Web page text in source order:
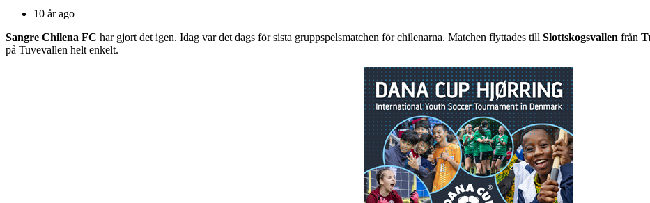
10 år ago
Sangre Chilena FC har gjort det igen. Idag var det dags för sista gruppspelsmatchen för chilenarna. Matchen flyttades till Slottskogsvallen från
på Tuvevallen helt enkelt.